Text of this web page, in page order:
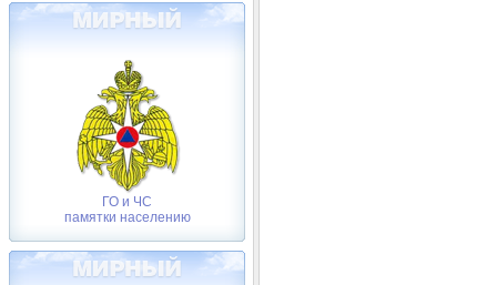
ГО и ЧС
памятки населению